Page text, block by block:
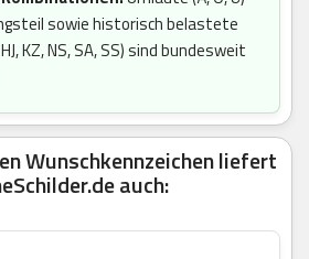
sowie historisch belastete
KZ, NS, SA, SS) sind bundesweit
Wunschkennzeichen liefert
auch: